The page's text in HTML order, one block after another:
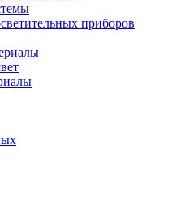
приборов